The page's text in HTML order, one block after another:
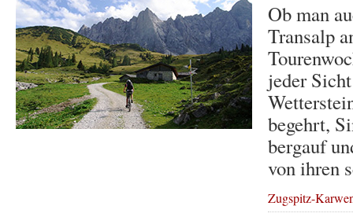
Ob man
Transalp
jeder
begehrt,
bergauf
von ihren
Zugspitz-